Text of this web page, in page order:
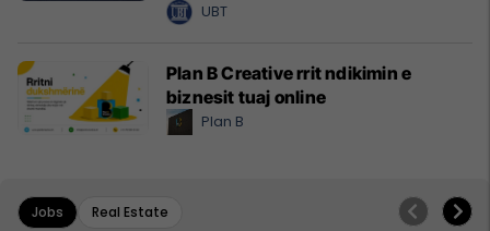
UBT
Plan B Creative rrit ndikimin e
biznesit tuaj online
Plan B
Jobs Real Estate